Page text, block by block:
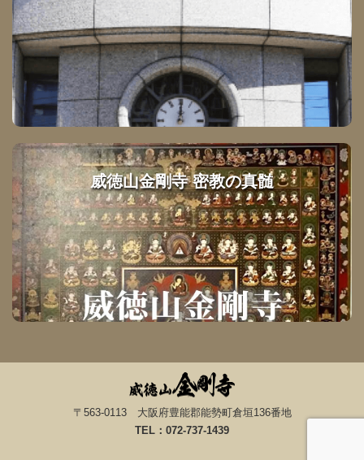
威徳山金剛寺 密教の真髄
〒563-0113 大阪府豊能郡能勢町倉垣136番地
TEL：072-737-1439